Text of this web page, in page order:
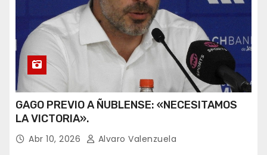
GAGO PREVIO A ÑUBLENSE: «NECESITAMOS
LA VICTORIA».
Abr 10, 2026 Alvaro Valenzuela